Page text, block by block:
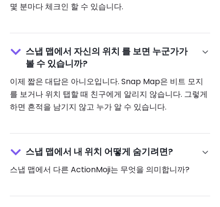
몇 분마다 체크인 할 수 있습니다.
스냅 맵에서 자신의 위치 를 ​​보면 누군가가
볼 수 있습니까?
이제 짧은 대답은 아니오입니다. Snap Map은 비트 모지
를 보거나 위치 탭할 때 친구에게 알리지 않습니다. 그렇게
하면 흔적을 남기지 않고 누가 알 수 있습니다.
스냅 맵에서 내 위치 어떻게 숨기려면?
스냅 맵에서 다른 ActionMoji는 무엇을 의미합니까?